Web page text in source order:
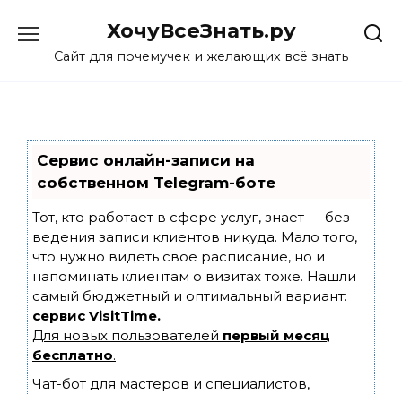
content
ХочуВсеЗнать.ру
Сайт для почемучек и желающих всё знать
Сервис онлайн-записи на
собственном Telegram-боте
Тот, кто работает в сфере услуг, знает — без
ведения записи клиентов никуда. Мало того,
что нужно видеть свое расписание, но и
напоминать клиентам о визитах тоже. Нашли
самый бюджетный и оптимальный вариант:
сервис VisitTime.
Для новых пользователей первый месяц
бесплатно.
Чат-бот для мастеров и специалистов,